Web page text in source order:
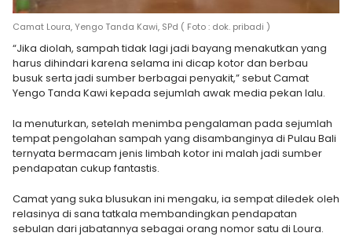
Camat Loura, Yengo Tanda Kawi, SPd ( Foto : dok. pribadi )
“Jika diolah, sampah tidak lagi jadi bayang menakutkan yang
harus dihindari karena selama ini dicap kotor dan berbau
busuk serta jadi sumber berbagai penyakit,” sebut Camat
Yengo Tanda Kawi kepada sejumlah awak media pekan lalu.
Ia menuturkan, setelah menimba pengalaman pada sejumlah
tempat pengolahan sampah yang disambanginya di Pulau Bali
ternyata bermacam jenis limbah kotor ini malah jadi sumber
pendapatan cukup fantastis.
Camat yang suka blusukan ini mengaku, ia sempat diledek oleh
relasinya di sana tatkala membandingkan pendapatan
sebulan dari jabatannya sebagai orang nomor satu di Loura.